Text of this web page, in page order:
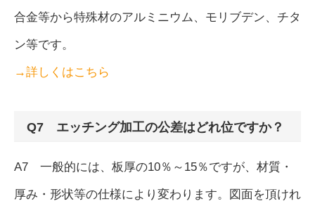
合金等から特殊材のアルミニウム、モリブデン、チタ
ン等です。
→詳しくはこちら
Q7 エッチング加工の公差はどれ位ですか？
A7 一般的には、板厚の10％～15％ですが、材質・
厚み・形状等の仕様により変わります。図面を頂けれ